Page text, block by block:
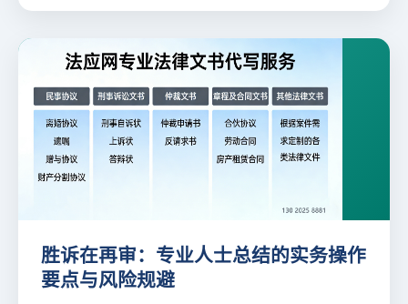
胜诉在再审：专业人士总结的实务操作
要点与风险规避